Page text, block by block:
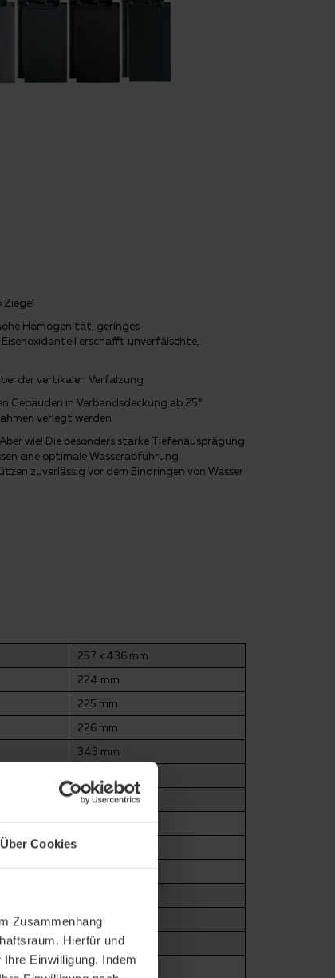
Über Cookies
Zusammenhang
Hierfür und
Einwilligung. Indem
Ziegel
Homogenität, geringes
erschafft unverfälschte,
der vertikalen Verfalzung
Gebäuden in Verbandsdeckung ab 25°
verlegt werden
wie! Die besonders starke Tiefenausprägung
eine optimale Wasserabführung.
zuverlässig vor dem Eindringen von Wasser
257 x 436 mm
224 mm
225 mm
226 mm
343 mm
354 mm
12.4 Stück/m²
13.1 Stück/m²
53.3 kg/m²
1033 kg
4 Stück